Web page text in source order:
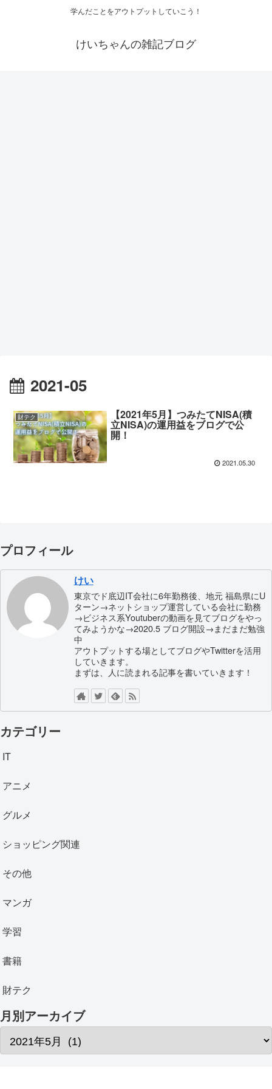
学んだことをアウトプットしていこう！
けいちゃんの雑記ブログ
2021-05
財テク 【2021年5月】つみたてNISA(積
立NISA)の運用益をブログで公
開！
2021.05.30
プロフィール
けい
東京でド底辺IT会社に6年勤務後、地元 福島県にU
ターン→ネットショップ運営している会社に勤務
→ビジネス系Youtuberの動画を見てブログをやっ
てみようかな→2020.5 ブログ開設→まだまだ勉強
中
アウトプットする場としてブログやTwitterを活用
していきます。
まずは、人に読まれる記事を書いていきます！
カテゴリー
IT
アニメ
グルメ
ショッピング関連
その他
マンガ
学習
書籍
財テク
月別アーカイブ